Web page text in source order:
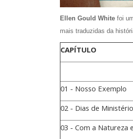
Ellen Gould White foi
mais traduzidas da
CAPÍTULO
01 - Nosso Exemplo
02 - Dias de Ministério
03 - Com a Natureza